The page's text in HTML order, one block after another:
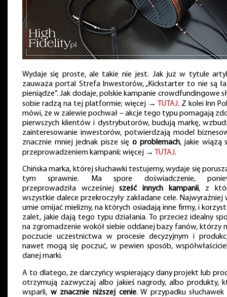
Wydaje się proste, ale takie nie jest. Jak już w tytule
zauważa portal Strefa Inwestorów, „Kickstarter to nie są
pieniądze”. Jak dodaje, polskie kampanie crowdfundingowe
sobie radzą na tej platformie; więcej →
TUTAJ. Z kolei Inn
mówi, że w zalewie pochwał – akcje tego typu pomagają
pierwszych klientów i dystrybutorów, budują markę,
zainteresowanie inwestorów, potwierdzają model
znacznie mniej jednak pisze się o problemach, jakie wiążą
przeprowadzeniem kampanii; więcej →
TUTAJ.
Chińska marka, której słuchawki testujemy, wydaje się
tym sprawnie. Ma spore doświadczenie,
przeprowadziła wcześniejsześć innych kampanii, z
wszystkie dalece przekroczyły zakładane cele. Najwyraźniej
umie omijać mielizny, na których osiadają inne firmy, i
zalet, jakie dają tego typu działania. To przecież idealny
na zgromadzenie wokół siebie oddanej bazy fanów, którzy
poczucie uczestnictwa w procesie decyzyjnym i
nawet mogą się poczuć, w pewien sposób,
danej marki.
A to dlatego, że darczyńcy wspierający dany projekt lub
otrzymują zazwyczaj albo jakieś nagrody, albo produkty,
wsparli, w znacznie niższej cenie. W przypadku słuchawek